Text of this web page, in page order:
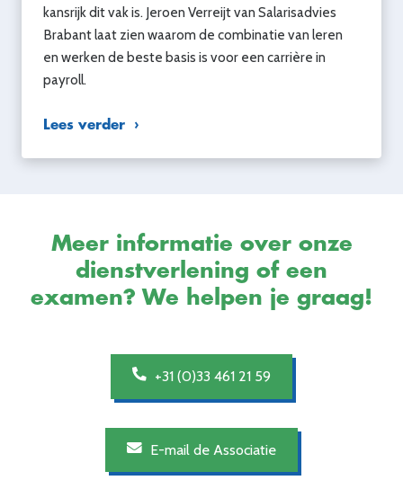
kansrijk dit vak is. Jeroen Verreijt van Salarisadvies
Brabant laat zien waarom de combinatie van leren
en werken de beste basis is voor een carrière in
payroll.
Lees verder
Meer informatie over onze
dienstverlening of een
examen? We helpen je graag!
+31 (0)33 461 21 59
E-mail de Associatie